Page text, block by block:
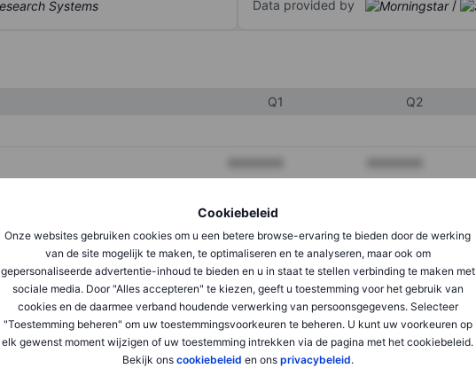
Cookiebeleid
Onze websites gebruiken cookies om u een betere browse-ervaring te bieden door de werking
van de site mogelijk te maken, te optimaliseren en te analyseren, maar ook om
gepersonaliseerde advertentie-inhoud te bieden en u in staat te stellen verbinding te maken met
sociale media. Door "Alles accepteren" te kiezen, geeft u toestemming voor het gebruik van
cookies en de daarmee verband houdende verwerking van persoonsgegevens. Selecteer
"Toestemming beheren" om uw toestemmingsvoorkeuren te beheren. U kunt uw voorkeuren op
elk gewenst moment wijzigen of uw toestemming intrekken via de pagina met het cookiebeleid.
Bekijk ons cookiebeleid en ons privacybeleid.
Data provided by
/
Q1 Q2
XXXXXXX XXXXXXX
XXXXXXX XXXXXXX